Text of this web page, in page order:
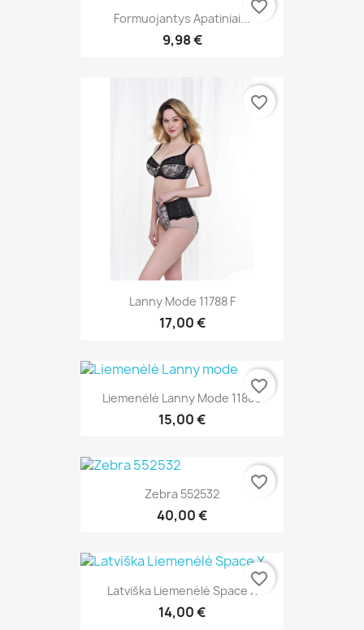
Formuojantys Apatiniai...
9,98 €
favorite_border
Lanny Mode 11788 F
17,00 €
favorite_border
Liemenėlė Lanny Mode 11886
15,00 €
favorite_border
Zebra 552532
40,00 €
favorite_border
Latviška Liemenėlė Space X
14,00 €
favorite_border